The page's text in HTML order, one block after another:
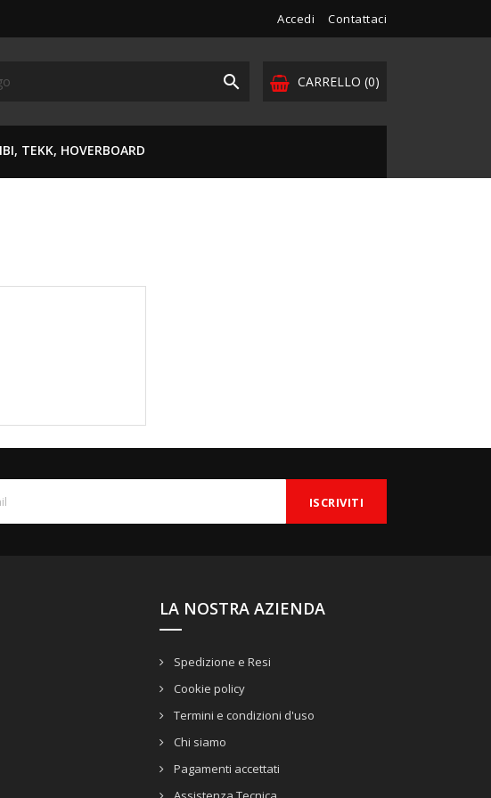
Accedi Contattaci
CARRELLO (0)

TEKK, HOVERBOARD
LA NOSTRA AZIENDA
Spedizione e Resi
Cookie policy
Termini e condizioni d'uso
Chi siamo
Pagamenti accettati